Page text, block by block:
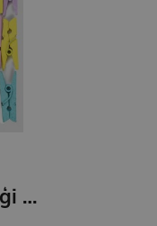
Krāsainie Knaģi pasteļ mix/25 gab/25mm